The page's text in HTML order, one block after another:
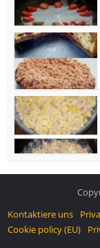
Kontaktiere uns
Cookie policy (EU)